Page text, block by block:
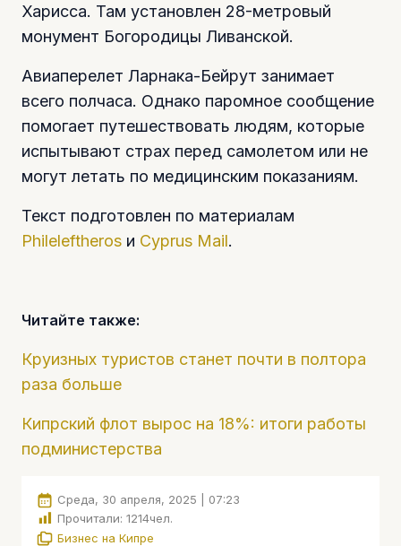
Харисса. Там установлен 28-метровый
монумент Богородицы Ливанской.
Авиаперелет Ларнака-Бейрут занимает
всего полчаса. Однако паромное сообщение
помогает путешествовать людям, которые
испытывают страх перед самолетом или не
могут летать по медицинским показаниям.
Текст подготовлен по материалам
Phileleftheros и Cyprus Mail.
Читайте также:
Круизных туристов станет почти в полтора
раза больше
Кипрский флот вырос на 18%: итоги работы
подминистерства
Среда, 30 апреля, 2025 | 07:23
Прочитали: 1214чел.
Бизнес на Кипре